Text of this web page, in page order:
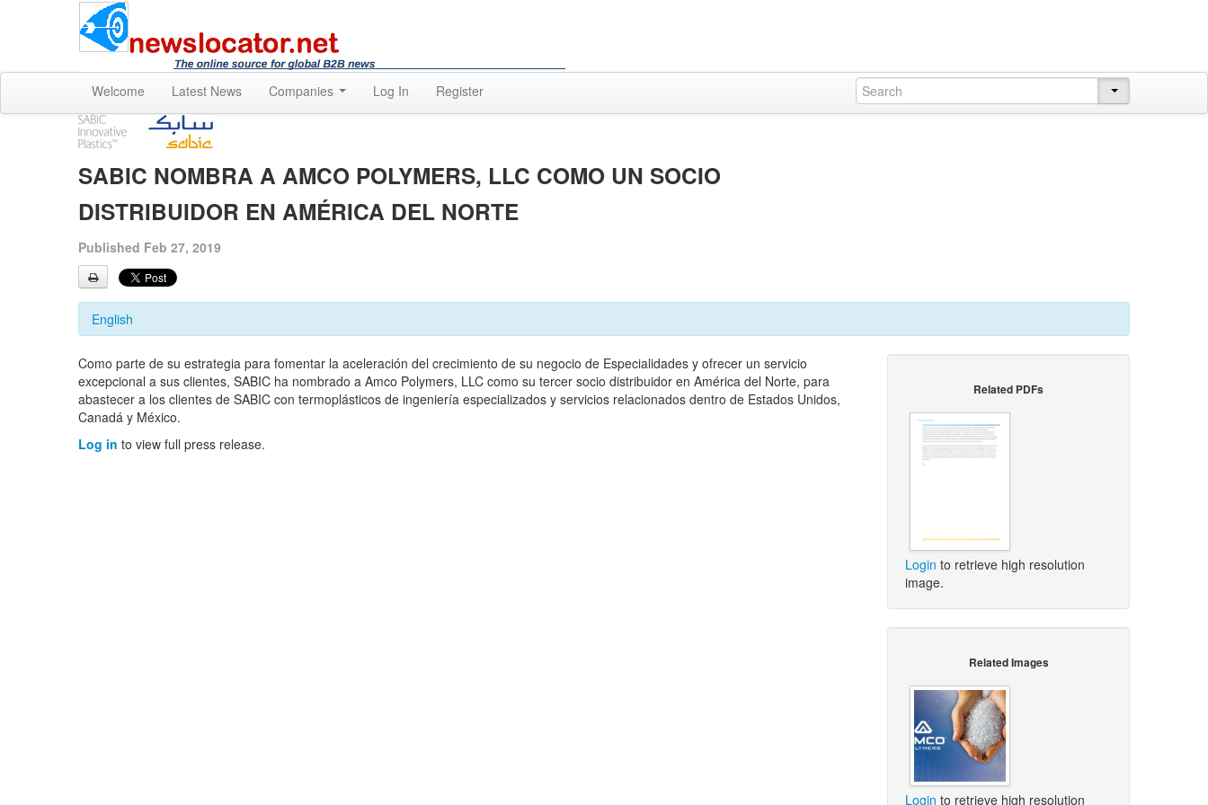
Welcome Latest News Companies Log In Register
SABIC NOMBRA A AMCO POLYMERS, LLC COMO UN SOCIO
DISTRIBUIDOR EN AMÉRICA DEL NORTE
Published Feb 27, 2019
English
Como parte de su estrategia para fomentar la aceleración del crecimiento de su negocio de Especialidades y ofrecer un servicio
excepcional a sus clientes, SABIC ha nombrado a Amco Polymers, LLC como su tercer socio distribuidor en América del Norte, para
abastecer a los clientes de SABIC con termoplásticos de ingeniería especializados y servicios relacionados dentro de Estados Unidos,
Canadá y México.
Log in to view full press release.
Related PDFs
Login to retrieve high resolution
image.
Related Images
Login to retrieve high resolution